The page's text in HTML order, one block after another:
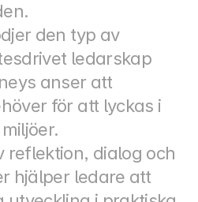
den typ av
ledarskap
anser att
för att lyckas i
reflektion, dialog och
hjälper ledare att